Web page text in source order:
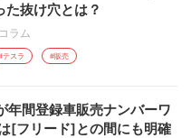
抜け穴とは？
コラム
テスラ #販売
年間登録車販売ナンバーワ
[フリード]との間にも明確